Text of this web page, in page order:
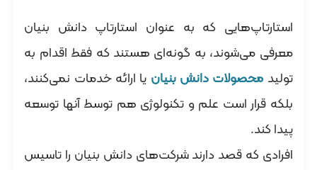
استارتاپ‌هایی که به عنوان استارتاپ دانش بنیان
معرفی می‌شوند، به گونه‌ای هستند که فقط اقدام به
تولید محصولات دانش بنیان یا ارائه خدمات نمی‌کنند،
بلکه قرار است علم و تکنولوژی هم توسط آنها توسعه
پیدا کند.
افرادی که قصد دارند شرکت‌های دانش بنیان را تاسیس